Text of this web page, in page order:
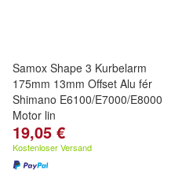
Samox Shape 3 Kurbelarm
175mm 13mm Offset Alu fér
Shimano E6100/E7000/E8000
Motor lin
19,05 €
Kostenloser Versand